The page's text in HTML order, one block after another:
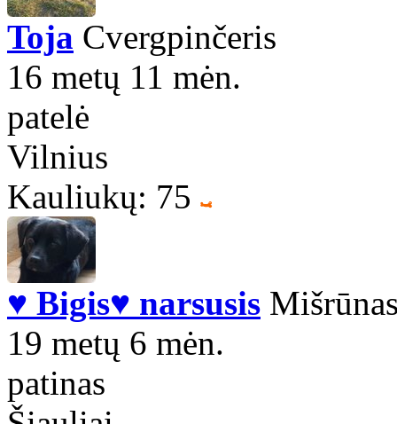
Toja Cvergpinčeris
16 metų 11 mėn.
patelė
Vilnius
Kauliukų: 75
♥ Bigis♥ narsusis
19 metų 6 mėn.
patinas